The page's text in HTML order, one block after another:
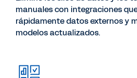
manuales con integraciones
rápidamente datos externos y
modelos actualizados.